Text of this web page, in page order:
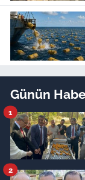
Günün
1
2